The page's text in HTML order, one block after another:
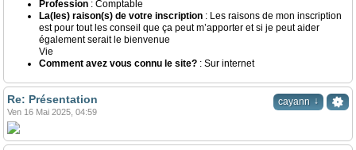
Profession : Comptable
La(les) raison(s) de votre inscription : Les raisons de mon inscription
est pour tout les conseil que ça peut m’apporter et si je peut aider
également serait le bienvenue
Vie
Comment avez vous connu le site? : Sur internet
cayann ↓
Re: Présentation
Ven 16 Mai 2025, 04:59